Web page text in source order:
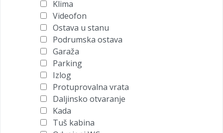
Klima
Videofon
Ostava u stanu
Podrumska ostava
Garaža
Parking
Izlog
Protuprovalna vrata
Daljinsko otvaranje
Kada
Tuš kabina